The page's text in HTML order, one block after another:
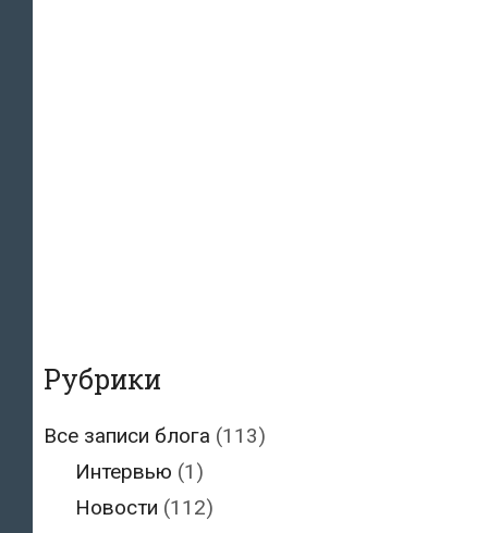
Рубрики
Все записи блога (113)
Интервью (1)
Новости (112)